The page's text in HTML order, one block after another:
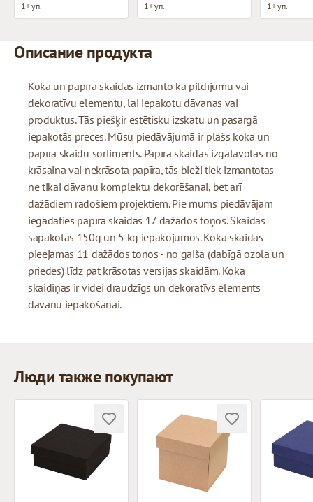
1+ уп. 1+ уп. 1+ уп.
Описание продукта
Koka un papīra skaidas izmanto kā pildījumu vai
dekoratīvu elementu, lai iepakotu dāvanas vai
produktus. Tās piešķir estētisku izskatu un pasargā
iepakotās preces. Mūsu piedāvājumā ir plašs koka un
papīra skaidu sortiments. Papīra skaidas izgatavotas no
krāsaina vai nekrāsota papīra, tās bieži tiek izmantotas
ne tikai dāvanu komplektu dekorēšanai, bet arī
dažādiem radošiem projektiem. Pie mums piedāvājam
iegādāties papīra skaidas 17 dažādos toņos. Skaidas
sapakotas 150g un 5 kg iepakojumos. Koka skaidas
pieejamas 11 dažādos toņos - no gaiša (dabīgā ozola un
priedes) līdz pat krāsotas versijas skaidām. Koka
skaidiņas ir videi draudzīgs un dekoratīvs elements
dāvanu iepakošanai.
Люди также покупают